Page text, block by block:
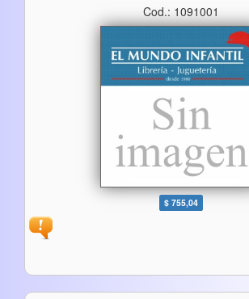
Cod.: 1091001
$ 755,04